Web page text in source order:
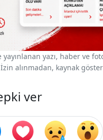
yazı, haber ve
alınmadan, kaynak
ver